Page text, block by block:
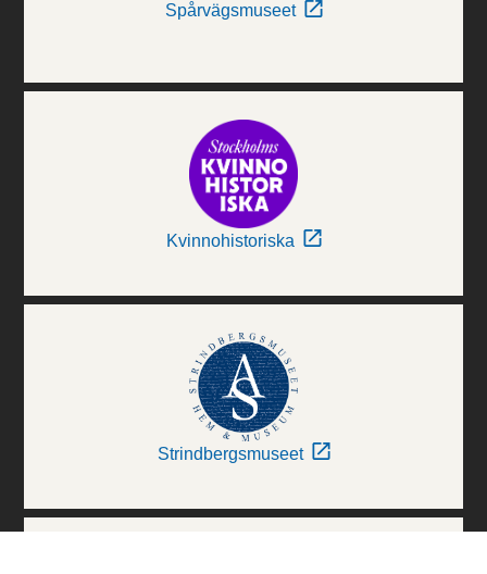
Spårvägsmuseet
Kvinnohistoriska
Strindbergsmuseet